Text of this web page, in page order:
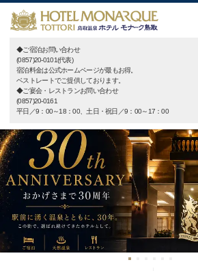
◆ご宿泊お問い合わせ
(0857)20-0101(代表)
宿泊料金は公式ホームページが最もお得。
ベストレートでご提供しております。
◆ご宴会・レストランお問い合わせ
(0857)20-0161
平日／9：00～18：00、土日・祝日／9：00～17：00